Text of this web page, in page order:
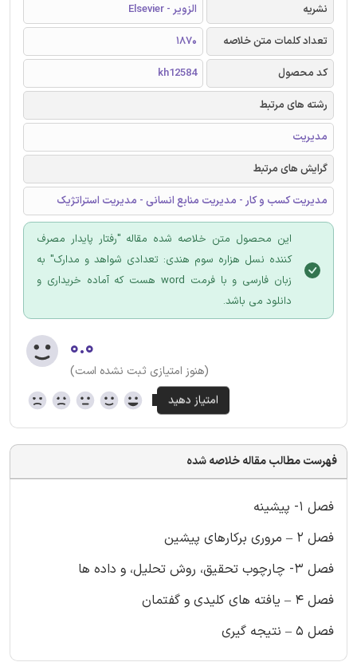
نشریه
الزویر - Elsevier
تعداد کلمات متن خلاصه
1870
کد محصول
kh12584
رشته های مرتبط
مدیریت
گرایش های مرتبط
مدیریت کسب و کار - مدیریت منابع انسانی - مدیریت استراتژیک
این محصول متن خلاصه شده مقاله "رفتار پایدار مصرف
کننده نسل هزاره سوم هندی: تعدادی شواهد و مدارک" به
زبان فارسی و با فرمت word هست که آماده خریداری و
دانلود می باشد.
۰.۰
(هنوز امتیازی ثبت نشده است)
فهرست مطالب مقاله خلاصه شده
فصل 1- پیشینه
فصل 2 – مروری برکارهای پیشین
فصل 3- چارچوب تحقیق، روش تحلیل، و داده ها
فصل 4 – یافته های کلیدی و گفتمان
فصل 5 – نتیجه گیری